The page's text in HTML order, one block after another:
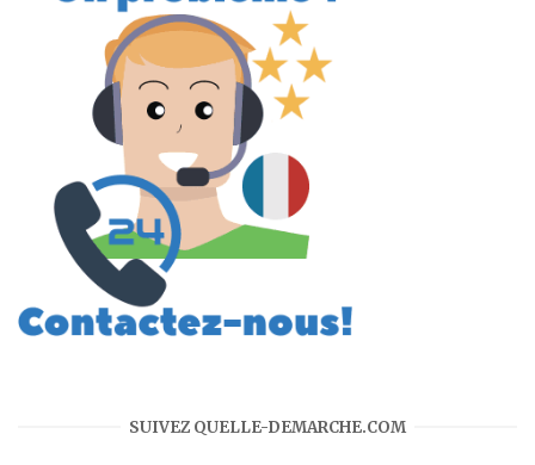
SUIVEZ QUELLE-DEMARCHE.COM